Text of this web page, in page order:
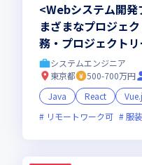
<Webシステム開
まざまなプロジェ
務・プロジェクト
業種や技術分野の開
システムエンジニア
東京都
500-700万円
Java
React
リモートワーク可
服